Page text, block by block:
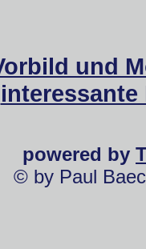
und
powered by
© by Paul